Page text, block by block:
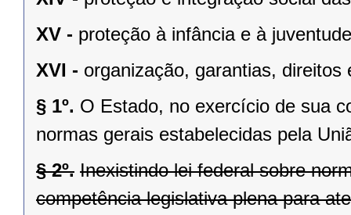
XV - proteção à infância e à
XVI - organização, garantias,
§ 1º. O Estado, no exercício de sua
normas gerais estabelecidas pela
§ 2º. Inexistindo lei federal sobre
competência legislativa plena para